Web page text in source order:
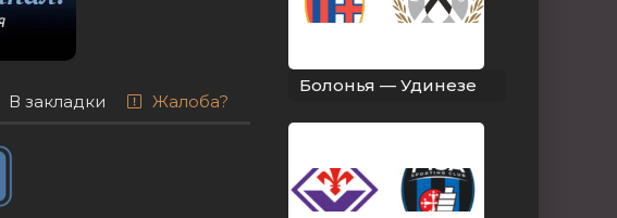
В закладки Жалоба?
Болонья — Удинезе